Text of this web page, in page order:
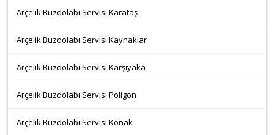
Arçelik Buzdolabı Servisi Karataş
Arçelik Buzdolabı Servisi Kaynaklar
Arçelik Buzdolabı Servisi Karşıyaka
Arçelik Buzdolabı Servisi Poligon
Arçelik Buzdolabı Servisi Konak